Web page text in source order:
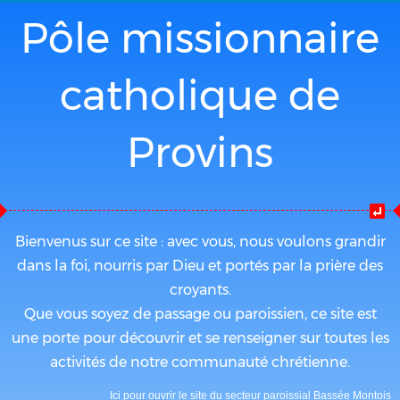
Pôle missionnaire
catholique de
Provins
Bienvenus sur ce site : avec vous, nous voulons grandir
dans la foi, nourris par Dieu et portés par la prière des
croyants.
Que vous soyez de passage ou paroissien, ce site est
une porte pour découvrir et se renseigner sur toutes les
activités de notre communauté chrétienne.
Ici pour ouvrir le site du secteur paroissial Bassée Montois